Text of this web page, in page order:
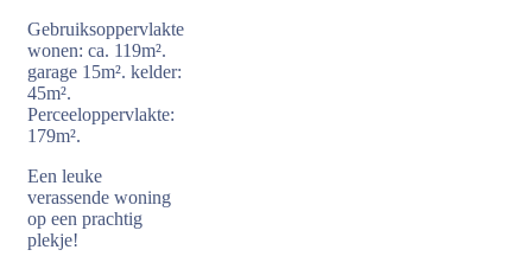
Gebruiksoppervlakte
wonen: ca. 119m².
garage 15m². kelder:
45m².
Perceeloppervlakte:
179m².
Een leuke
verassende woning
op een prachtig
plekje!